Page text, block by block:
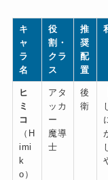
キ
ャ
ラ
名
役
割・
クラ
ス
推
奨
配
置
ヒ
ミ
コ
（H
imi
k
o）
アタ
ッカ
ー
魔導
士
後
衛